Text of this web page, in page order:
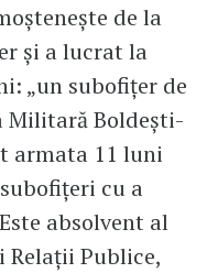
de la
și a lucrat la
„un subofițer de
Militară Boldești-
armata 11 luni
cu a
absolvent al
Relații Publice,